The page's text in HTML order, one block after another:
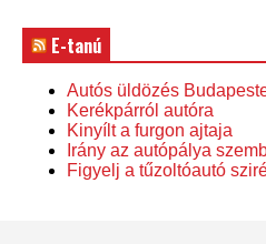
E-tanú
Autós üldözés
Kerékpárról autóra
Kinyílt a furgon ajtaja
Irány az autópálya
Figyelj a tűzoltóautó